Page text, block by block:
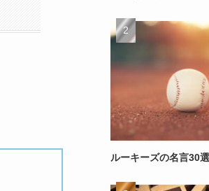
ルーキーズの名言30